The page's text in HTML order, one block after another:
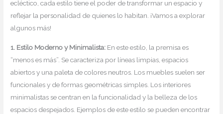
ecléctico, cada estilo tiene el poder de transformar un espacio y
reflejar la personalidad de quienes lo habitan. ¡Vamos a explorar
algunos más!
1. Estilo Moderno y Minimalista: En este estilo, la premisa es
“menos es más”. Se caracteriza por líneas limpias, espacios
abiertos y una paleta de colores neutros. Los muebles suelen ser
funcionales y de formas geométricas simples. Los interiores
minimalistas se centran en la funcionalidad y la belleza de los
espacios despejados. Ejemplos de este estilo se pueden encontrar